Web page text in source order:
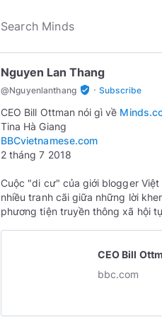
Nguyen Lan Thang
@Nguyenlanthang verified_user · Subscribe
CEO Bill Ottman nói gì về
BBCvietnamese.com
2 tháng 7 2018
Cuộc "di cư" của giới blogger
nhiều tranh cãi giữa những lời
phương tiện truyền thông xã hội
CEO Bill
bbc.com